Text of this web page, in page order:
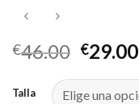
€46.00 €29.00
Talla